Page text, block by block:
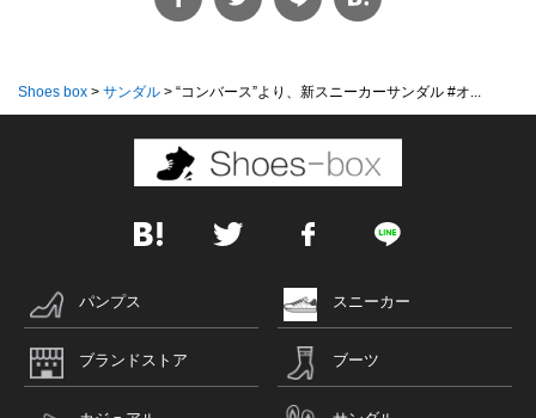
Shoes box > サンダル > “コンバース”より、新スニーカーサンダル #オ...
パンプス スニーカー
ブランドストア ブーツ